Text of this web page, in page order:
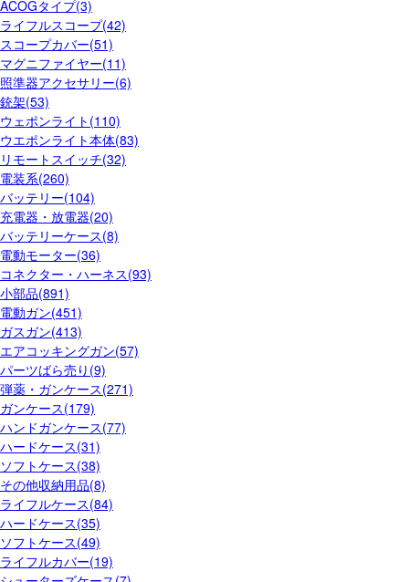
ACOGタイプ(3)
ライフルスコープ(42)
スコープカバー(51)
マグニファイヤー(11)
照準器アクセサリー(6)
銃架(53)
ウェポンライト(110)
ウエポンライト本体(83)
リモートスイッチ(32)
電装系(260)
バッテリー(104)
充電器・放電器(20)
バッテリーケース(8)
電動モーター(36)
コネクター・ハーネス(93)
小部品(891)
電動ガン(451)
ガスガン(413)
エアコッキングガン(57)
パーツばら売り(9)
弾薬・ガンケース(271)
ガンケース(179)
ハンドガンケース(77)
ハードケース(31)
ソフトケース(38)
その他収納用品(8)
ライフルケース(84)
ハードケース(35)
ソフトケース(49)
ライフルカバー(19)